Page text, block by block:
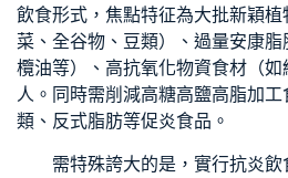
飲食形式，焦點特征為大批新穎
菜、全谷物、豆類）、過量安康
欖油等）、高抗氧化物資食材（如
人 。同時需削減高糖高鹽高脂加
類、反式脂肪等促炎食品。
需特殊誇大的是，實行抗炎